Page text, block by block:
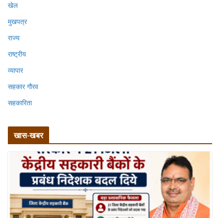
खेल
मुखपत्र
राज्य
राष्ट्रीय
व्यापार
सहकार गौरव
सहकारिता
खास-खबर